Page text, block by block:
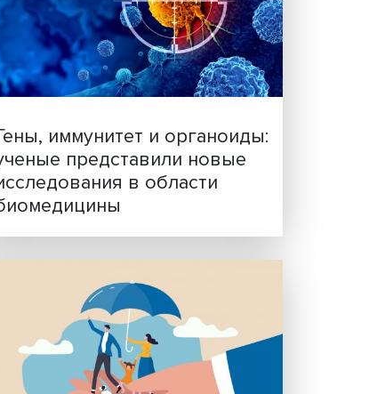
Гены, иммунитет и
ученые представили
исследования в области
биомедицины